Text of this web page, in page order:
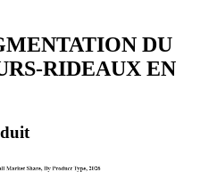
DU
RIDEAUX EN